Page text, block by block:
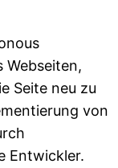
Webseiten,
Seite neu zu
von
Entwickler.